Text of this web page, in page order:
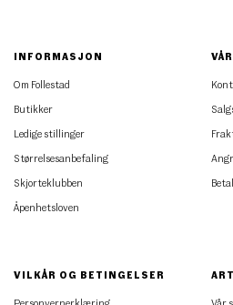
INFORMASJON
Om Follestad
Butikker
Ledige stillinger
Størrelsesanbefaling
Skjorteklubben
Åpenhetsloven
VILKÅR OG BETINGELSER